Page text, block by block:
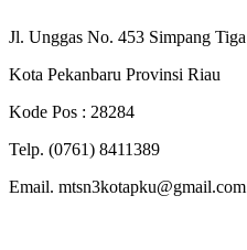
Jl. Unggas No. 453 Simpang Tiga
Kota Pekanbaru Provinsi Riau
Kode Pos : 28284
Telp. (0761) 8411389
Email. mtsn3kotapku@gmail.com